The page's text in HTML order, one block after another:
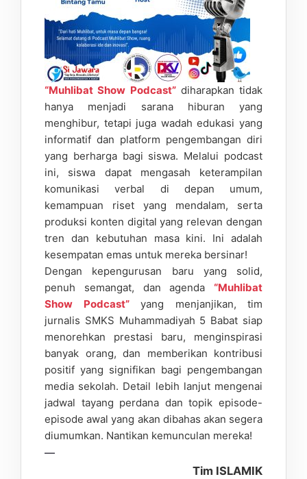
“Muhlibat Show Podcast”diharapkan tidak
hanya menjadi sarana hiburan yang
menghibur, tetapi juga wadah edukasi yang
informatif dan platform pengembangan diri
yang berharga bagi siswa. Melalui podcast
ini, siswa dapat mengasah keterampilan
komunikasi verbal di depan umum,
kemampuan riset yang mendalam, serta
produksi konten digital yang relevan dengan
tren dan kebutuhan masa kini. Ini adalah
kesempatan emas untuk mereka bersinar!
Dengan kepengurusan baru yang solid,
penuh semangat, dan agenda “Muhlibat
Show Podcast”yang menjanjikan, tim
jurnalis SMKS Muhammadiyah 5 Babat siap
menorehkan prestasi baru, menginspirasi
banyak orang, dan memberikan kontribusi
positif yang signifikan bagi pengembangan
media sekolah. Detail lebih lanjut mengenai
jadwal tayang perdana dan topik episode-
episode awal yang akan dibahas akan segera
diumumkan. Nantikan kemunculan mereka!
—
Tim ISLAMIK